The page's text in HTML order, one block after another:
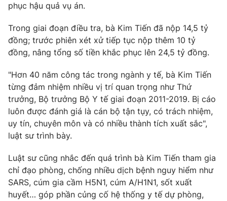
phục hậu quả vụ án.
Trong giai đoạn điều tra, bà Kim Tiến đã nộp 14,5 tỷ
đồng; trước phiên xét xử tiếp tục nộp thêm 10 tỷ
đồng, nâng tổng số tiền khắc phục lên 24,5 tỷ đồng.
"Hơn 40 năm công tác trong ngành y tế, bà Kim Tiến
từng đảm nhiệm nhiều vị trí quan trọng như Thứ
trưởng, Bộ trưởng Bộ Y tế giai đoạn 2011-2019. Bị cáo
luôn được đánh giá là cán bộ tận tụy, có trách nhiệm,
uy tín, chuyên môn và có nhiều thành tích xuất sắc",
luật sư trình bày.
Luật sư cũng nhắc đến quá trình bà Kim Tiến tham gia
chỉ đạo phòng, chống nhiều dịch bệnh nguy hiểm như
SARS, cúm gia cầm H5N1, cúm A/H1N1, sốt xuất
huyết… góp phần củng cố hệ thống y tế dự phòng,